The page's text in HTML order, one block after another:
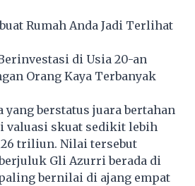
Rumah Anda Jadi Terlihat
di Usia 20-an
Orang Kaya Terbanyak
yang berstatus juara bertahan
valuasi skuat sedikit lebih
triliun. Nilai tersebut
Gli Azurri berada di
bernilai di ajang empat